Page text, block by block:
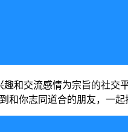
趣和交流感情为宗旨的社
和你志同道合的朋友，一起